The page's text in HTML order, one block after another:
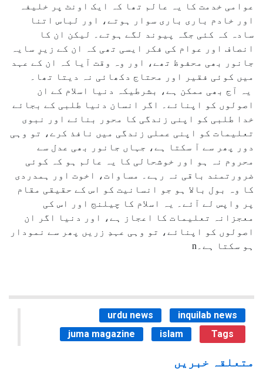
عوامی خدمت کا یہ عالم تھا کہ ایک اونٹ پر خلیفہ
اور خادم باری باری سوار ہوتے، اور لباس اتنا
سادہ کہ کئی جگہ پیوند لگے ہوتے۔ لیکن ان کا
انصاف اور عوام کی فکر ایسی تھی کہ ان کے زیرِ سایہ
جانور بھی محفوظ تھے، اور وہ وقت آیا کہ ان کے عہد
میں کوئی فقیر اور محتاج دکھائی نہ دیتا تھا۔
یہ آج بھی ممکن ہے، بشرطیکہ دنیا اسلام کے ان
اصولوں کو اپنائے۔ اگر انسان دنیا طلبی کے بجائے
خدا طلبی کو اپنی زندگی کا محور بنائے اور نبوی
تعلیمات کو اپنی عملی زندگی میں نافذ کرے، تو وہی
دور پھر سے آ سکتا ہے، جہاں جانور بھی عدل سے
محروم نہ ہو اور خوشحالی کا یہ عالم ہو کہ کوئی
ضرورتمند باقی نہ رہے۔ مساوات، اخوت اور ہمدردی
کا وہ بول بالا ہو جو انسانیت کو اس کے حقیقی مقام
پر واپس لے آئے۔ یہ اسلام کا چیلنج اور اس کی
معجزانہ تعلیمات کا اعجاز ہے، اور دنیا اگر ان
اصولوں کو اپنائے، تو وہی عہدِ زریں پھر سے نمودار
ہو سکتا ہے۔n
urdu news
inquilab news
juma magazine
islam Tags
متعلقہ خبریں